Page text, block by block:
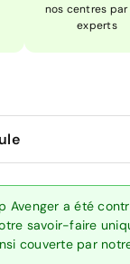
nos centres par
experts
Avenger a été
savoir-faire
couverte par